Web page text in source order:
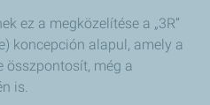
ez a megközelítése a „3R”
koncepción alapul, amely a
összpontosít, még a
is.